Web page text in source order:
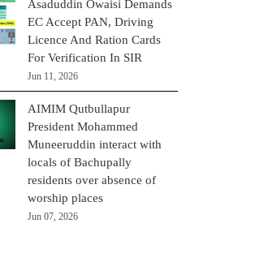
Asaduddin Owaisi Demands
EC Accept PAN, Driving
Licence And Ration Cards
For Verification In SIR
Jun 11, 2026
AIMIM Qutbullapur
President Mohammed
Muneeruddin interact with
locals of Bachupally
residents over absence of
worship places
Jun 07, 2026